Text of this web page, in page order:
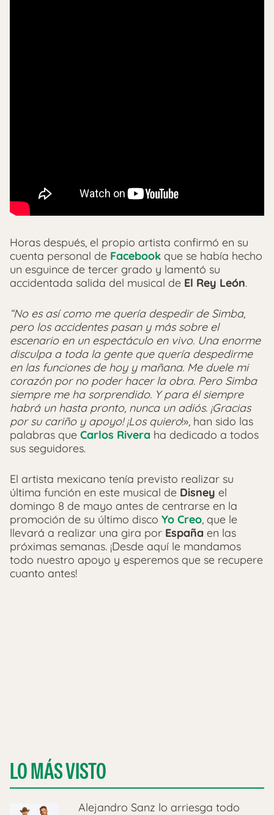
Horas después, el propio artista confirmó en su
cuenta personal de Facebook que se había hecho
un esguince de tercer grado y lamentó su
accidentada salida del musical de El Rey León.
“No es así como me quería despedir de Simba,
pero los accidentes pasan y más sobre el
escenario en un espectáculo en vivo. Una enorme
disculpa a toda la gente que quería despedirme
en las funciones de hoy y mañana. Me duele mi
corazón por no poder hacer la obra. Pero Simba
siempre me ha sorprendido. Y para él siempre
habrá un hasta pronto, nunca un adiós. ¡Gracias
por su cariño y apoyo! ¡Los quiero!», han sido las
palabras que Carlos Rivera ha dedicado a todos
sus seguidores.
El artista mexicano tenía previsto realizar su
última función en este musical de Disney el
domingo 8 de mayo antes de centrarse en la
promoción de su último disco Yo Creo, que le
llevará a realizar una gira por España en las
próximas semanas. ¡Desde aquí le mandamos
todo nuestro apoyo y esperemos que se recupere
cuanto antes!
LO MÁS VISTO
Alejandro Sanz lo arriesga todo